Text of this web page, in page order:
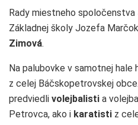
Rady miestneho spoločenstva
Základnej školy Jozefa
Zimová.
Na palubovke v samotnej
z celej Báčskopetrovskej
predviedli volejbalisti a
Petrovca, ako i karatisti z